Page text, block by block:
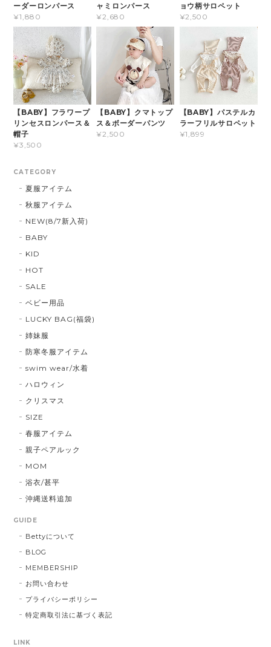
ーダーロンパース
¥1,880
ャミロンパース
¥2,680
ョウ柄サロペット
¥2,500
【BABY】フラワープ
リンセスロンパース＆
帽子
¥3,500
【BABY】クマトップ
ス＆ボーダーパンツ
¥2,500
【BABY】パステルカ
ラーフリルサロペット
¥1,899
CATEGORY
夏服アイテム
秋服アイテム
NEW(8/7新入荷)
BABY
KID
HOT
SALE
ベビー用品
LUCKY BAG(福袋)
姉妹服
防寒冬服アイテム
swim wear/水着
ハロウィン
クリスマス
SIZE
春服アイテム
親子ペアルック
MOM
浴衣/甚平
沖縄送料追加
GUIDE
Bettyについて
BLOG
MEMBERSHIP
お問い合わせ
プライバシーポリシー
特定商取引法に基づく表記
LINK